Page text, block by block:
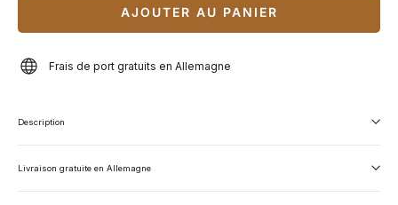
AJOUTER AU PANIER
Frais de port gratuits en Allemagne
Description
Livraison gratuite en Allemagne